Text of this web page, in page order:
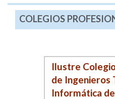
COLEGIOS
Ilustre
de Ingenieros
Informática